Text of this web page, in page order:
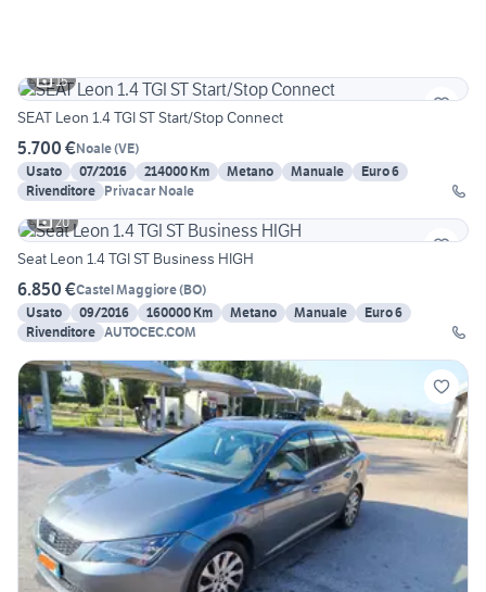
15
SEAT Leon 1.4 TGI ST Start/Stop Connect
5.700 €Noale(VE)
Usato
07/2016 214000 Km Metano Manuale
Euro 6
Rivenditore Privacar Noale
20
Seat Leon 1.4 TGI ST Business HIGH
6.850 €Castel Maggiore(BO)
Usato
09/2016 160000 Km Metano Manuale
Euro 6
Rivenditore AUTOCEC.COM